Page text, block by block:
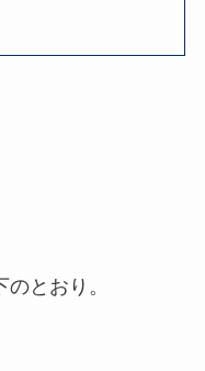
とおり。